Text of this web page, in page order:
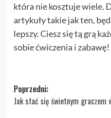
która nie kosztuje wiele.
artykuły takie jak ten,
lepszy. Ciesz się tą grą
sobie ćwiczenia i zabawę!
Zobacz
wpisy
Poprzedni:
Jak stać się świetnym graczem